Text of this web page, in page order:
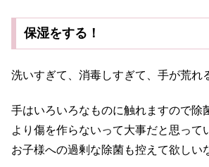
保湿をする！
洗いすぎて、消毒しすぎて、手が荒れ
手はいろいろなものに触れますので除
より傷を作らないって大事だと思って
お子様への過剰な除菌も控えて欲しい